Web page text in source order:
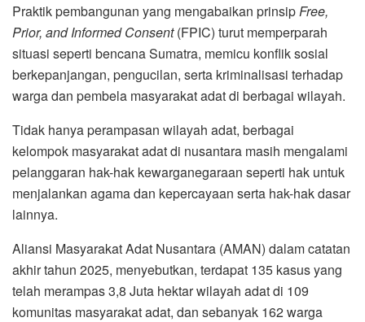
Praktik pembangunan yang mengabaikan prinsipFree,
Prior, and Informed Consent(FPIC) turut memperparah
situasi seperti bencana Sumatra, memicu konflik sosial
berkepanjangan, pengucilan, serta kriminalisasi terhadap
warga dan pembela masyarakat adat di berbagai wilayah.
Tidak hanya perampasan wilayah adat, berbagai
kelompok masyarakat adat di nusantara masih mengalami
pelanggaran hak-hak kewarganegaraan seperti hak untuk
menjalankan agama dan kepercayaan serta hak-hak dasar
lainnya.
Aliansi Masyarakat Adat Nusantara (AMAN) dalam catatan
akhir tahun 2025, menyebutkan, terdapat 135 kasus yang
telah merampas 3,8 Juta hektar wilayah adat di 109
komunitas masyarakat adat, dan sebanyak 162 warga